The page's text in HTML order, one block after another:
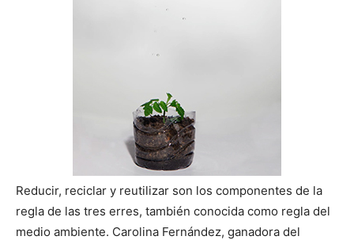
Reducir, reciclar y reutilizar son los componentes de la
regla de las tres erres, también conocida como regla del
medio ambiente. Carolina Fernández, ganadora del